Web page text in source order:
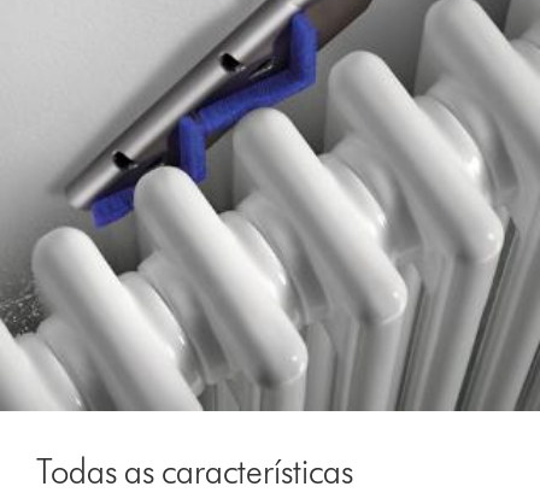
Todas as características